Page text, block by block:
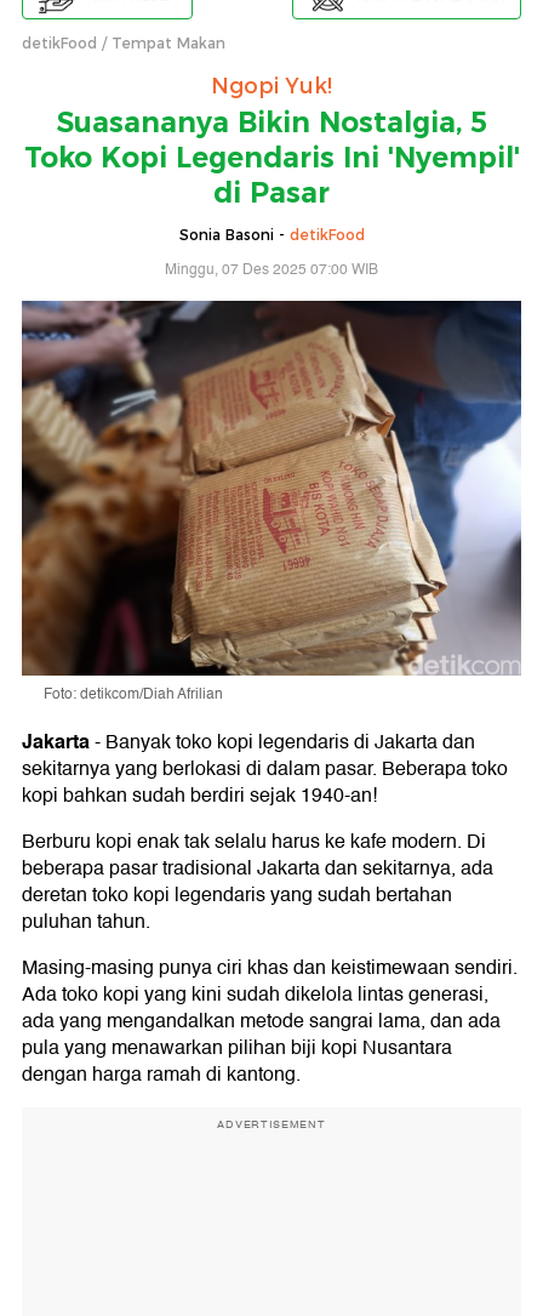
detikFood Tempat Makan
Ngopi Yuk!
Suasananya Bikin Nostalgia, 5
Toko Kopi Legendaris Ini 'Nyempil'
di Pasar
Sonia Basoni - detikFood
Minggu, 07 Des 2025 07:00 WIB
Foto: detikcom/Diah Afrilian
Jakarta-Banyak toko kopi legendaris di Jakarta dan
sekitarnya yang berlokasi di dalam pasar. Beberapa toko
kopi bahkan sudah berdiri sejak 1940-an!
Berburu kopi enak tak selalu harus ke kafe modern. Di
beberapa pasar tradisional Jakarta dan sekitarnya, ada
deretan toko kopi legendaris yang sudah bertahan
puluhan tahun.
Masing-masing punya ciri khas dan keistimewaan sendiri.
Ada toko kopi yang kini sudah dikelola lintas generasi,
ada yang mengandalkan metode sangrai lama, dan ada
pula yang menawarkan pilihan biji kopi Nusantara
dengan harga ramah di kantong.
ADVERTISEMENT